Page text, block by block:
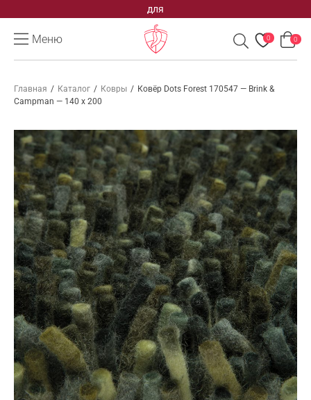
для
Меню 0 0
Главная / Каталог / Ковры / Ковёр Dots Forest 170547 — Brink &
Campman — 140 x 200